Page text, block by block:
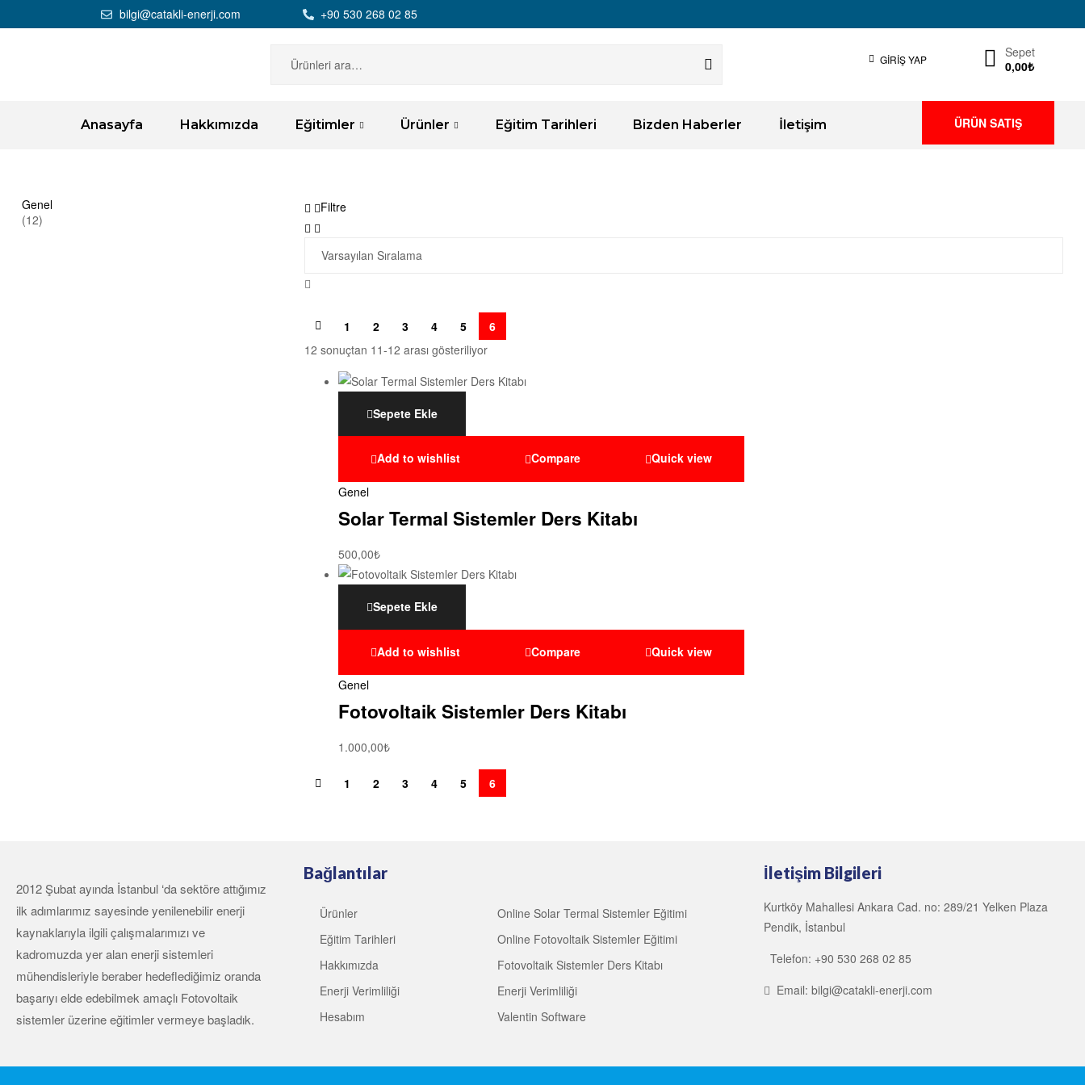
bilgi@catakli-enerji.com +90 530 268 02 85
GIRIŞ YAP
Sepet
0,00₺
Anasayfa Hakkımızda Eğitimler Ürünler Eğitim Tarihleri Bizden Haberler İletişim ÜRÜN SATIŞ
Filtre
1 2 3 4 5
6
12 sonuçtan 11-12 arası gösteriliyor
Sepete Ekle
Add to wishlist Compare Quick view
Genel
Solar Termal Sistemler Ders Kitabı
500,00₺
Sepete Ekle
Add to wishlist Compare Quick view
Genel
Fotovoltaik Sistemler Ders Kitabı
1.000,00₺
1 2 3 4 5 6
Genel
(12)
2012 Şubat ayında İstanbul ‘da sektöre attığımız
ilk adımlarımız sayesinde yenilenebilir enerji
kaynaklarıyla ilgili çalışmalarımızı ve
kadromuzda yer alan enerji sistemleri
mühendisleriyle beraber hedeflediğimiz oranda
başarıyı elde edebilmek amaçlı Fotovoltaik
sistemler üzerine eğitimler vermeye başladık.
Bağlantılar
Ürünler
Eğitim Tarihleri
Hakkımızda
Enerji Verimliliği
Hesabım
Online Solar Termal Sistemler Eğitimi
Online Fotovoltaik Sistemler Eğitimi
Fotovoltaik Sistemler Ders Kitabı
Enerji Verimliliği
Valentin Software
İletişim Bilgileri
Kurtköy Mahallesi Ankara Cad. no: 289/21 Yelken Plaza
Pendik, İstanbul
Telefon: +90 530 268 02 85
Email: bilgi@catakli-enerji.com